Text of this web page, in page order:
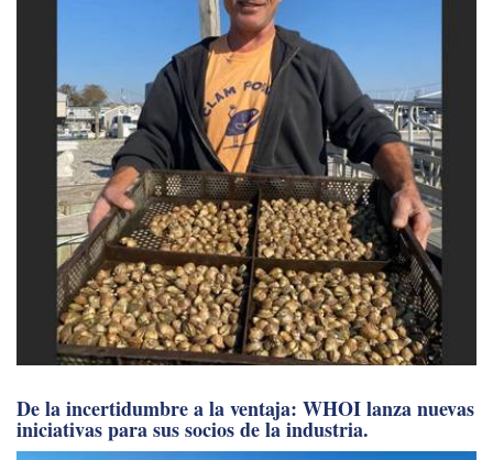
De la incertidumbre a la ventaja: WHOI lanza nuevas
iniciativas para sus socios de la industria.